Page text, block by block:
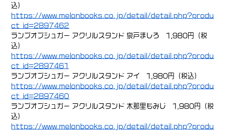
込）
https://www.melonbooks.co.jp/detail/detail.php?produ
ct_id=2897462
ランプオブシュガー アクリルスタンド 泉戸ましろ 1,980円（税
込）
https://www.melonbooks.co.jp/detail/detail.php?produ
ct_id=2897461
ランプオブシュガー アクリルスタンド アイ 1,980円（税込）
https://www.melonbooks.co.jp/detail/detail.php?produ
ct_id=2897460
ランプオブシュガー アクリルスタンド 木那里もみじ 1,980円（税
込）
https://www.melonbooks.co.jp/detail/detail.php?produ